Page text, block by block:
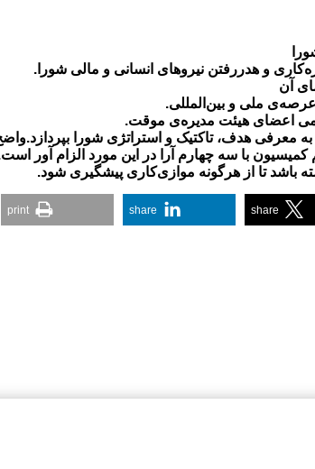
و هدررفتن نیروهای انسانی و مالی شورا.​
به معرفی هدف، تاکتیک و استراتژی شورا
با سه چهارم آرا در این مورد الزام آور
share
share
print